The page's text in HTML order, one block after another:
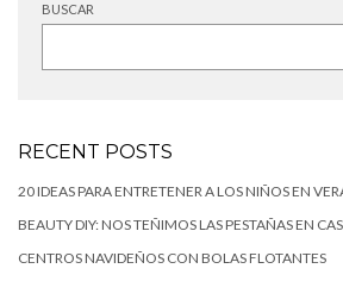
BUSCAR
RECENT POSTS
20 IDEAS PARA ENTRETENER A LOS NIÑOS EN
BEAUTY DIY: NOS TEÑIMOS LAS PESTAÑAS EN
CENTROS NAVIDEÑOS CON BOLAS FLOTANTES